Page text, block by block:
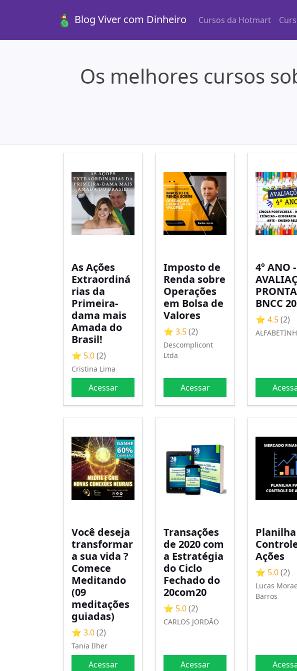
Blog Viver com Dinheiro Cursos da Hotmart
Os melhores cursos
As Ações
Extraordiná
rias da
Primeira-
dama mais
Amada do
Brasil!
⭐ 5.0(2)
Cristina Lima
Acessar
Imposto de
Renda sobre
Operações
em Bolsa de
Valores
⭐ 3.5(2)
Descomplicont
Ltda
Acessar
4º ANO -
BNCC
⭐ 4.5(2)
Você deseja
transformar
a sua vida ?
Comece
Meditando
(09
meditações
guiadas)
⭐ 3.0(2)
Tania Ilher
Acessar
Transações
de 2020 com
a Estratégia
do Ciclo
Fechado do
20com20
⭐ 5.0(2)
CARLOS JORDÃO
Acessar
Planilha
Ações
⭐ 5.0(2)
Lucas
Barros